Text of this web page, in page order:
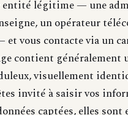
entité légitime — une
un opérateur
et vous contacte via un
contient généralement
visuellement
invité à saisir vos
captées, elles sont